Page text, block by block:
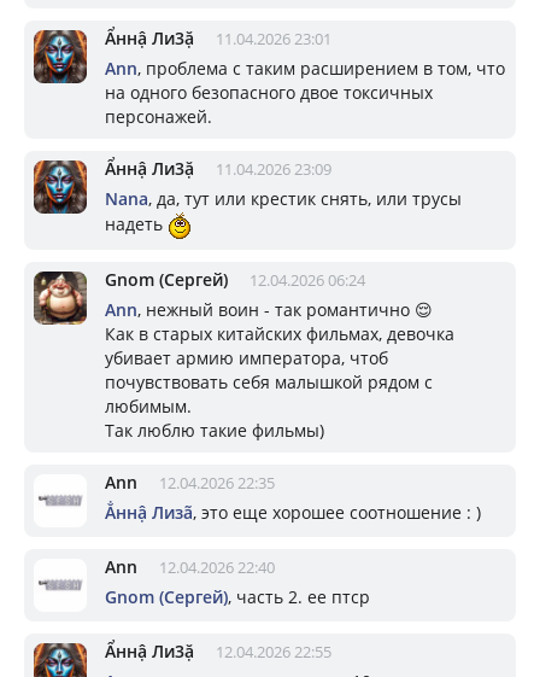
Ẩннậ Ли3ặ 11.04.2026 23:01
Ann, проблема с таким расширением в том, что
на одного безопасного двое токсичных
персонажей.
Ẩннậ Ли3ặ 11.04.2026 23:09
Nana, да, тут или крестик снять, или трусы
надеть
Gnom (Сергей) 12.04.2026 06:24
Ann, нежный воин - так романтично 😌
Как в старых китайских фильмах, девочка
убивает армию императора, чтоб
почувствовать себя малышкой рядом с
любимым.
Так люблю такие фильмы)
Ann 12.04.2026 22:35
Ẳннậ Лизã, это еще хорошее соотношение : )
Ann 12.04.2026 22:40
Gnom (Сергей), часть 2. ее птср
Ẩннậ Ли3ặ 12.04.2026 22:55